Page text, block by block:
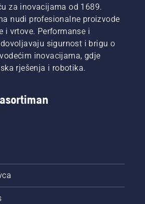
za inovacijama od 1689.
nudi profesionalne proizvode
i vrtove. Performanse i
sigurnost i brigu o
inovacijama, gdje
rješenja i robotika.